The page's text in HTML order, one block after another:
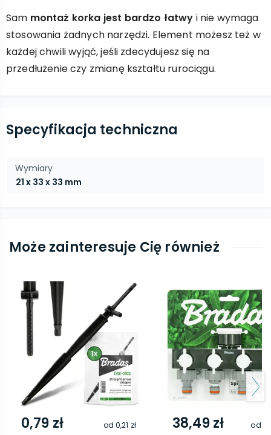
Sam montaż korka jest bardzo łatwy i nie wymaga
stosowania żadnych narzędzi. Element możesz też w
każdej chwili wyjąć, jeśli zdecydujesz się na
przedłużenie czy zmianę kształtu rurociągu.
Specyfikacja techniczna
Wymiary
21 x 33 x 33 mm
Może zainteresuje Cię również
0,79 zł od0,21 zł 38,49 zł od